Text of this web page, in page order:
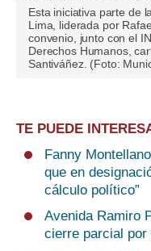
Esta iniciativa parte de
Lima, liderada por
convenio, junto con el
Derechos Humanos,
Santiváñez. (Foto:
TE PUEDE
Fanny
que en
cálculo político”
Avenida Ramiro
cierre parcial por